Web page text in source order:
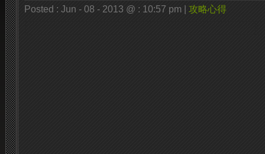
Posted : Jun - 08 - 2013 @ : 10:57 pm | 攻略心得